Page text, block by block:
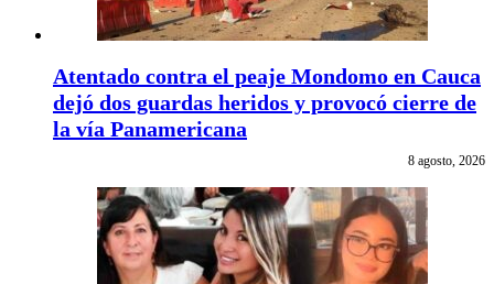
Atentado contra el peaje Mondomo en Cauca
dejó dos guardas heridos y provocó cierre de
la vía Panamericana
8 agosto, 2026